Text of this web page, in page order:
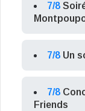
7/8
7/8 Un
7/8
Friends